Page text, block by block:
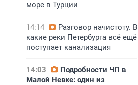
море в Турции
14:14
Разговор начистоту. В
какие реки Петербурга всё ещё
поступает канализация
14:03
Подробности ЧП в
Малой Невке: один из